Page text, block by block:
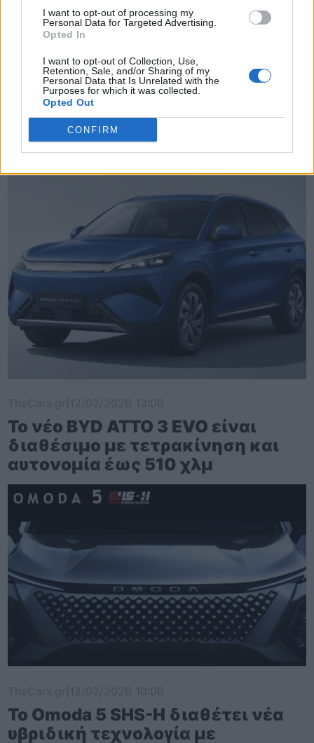
I want to opt-out of processing my
Personal Data for Targeted Advertising.
Opted In
I want to opt-out of Collection, Use,
Retention, Sale, and/or Sharing of my
Personal Data that Is Unrelated with the
Purposes for which it was collected.
Opted Out
CONFIRM
TheCars.gr|16/02/2026 20:00
Η Volkswagen παρουσιάζει το νέο
T-Roc
Το νέο BYD ATTO 3 EVO είναι
διαθέσιμο με τετρακίνηση και
αυτονομία έως 510 χλμ
Το Omoda 5 SHS-H διαθέτει νέα
υβριδική τεχνολογία με